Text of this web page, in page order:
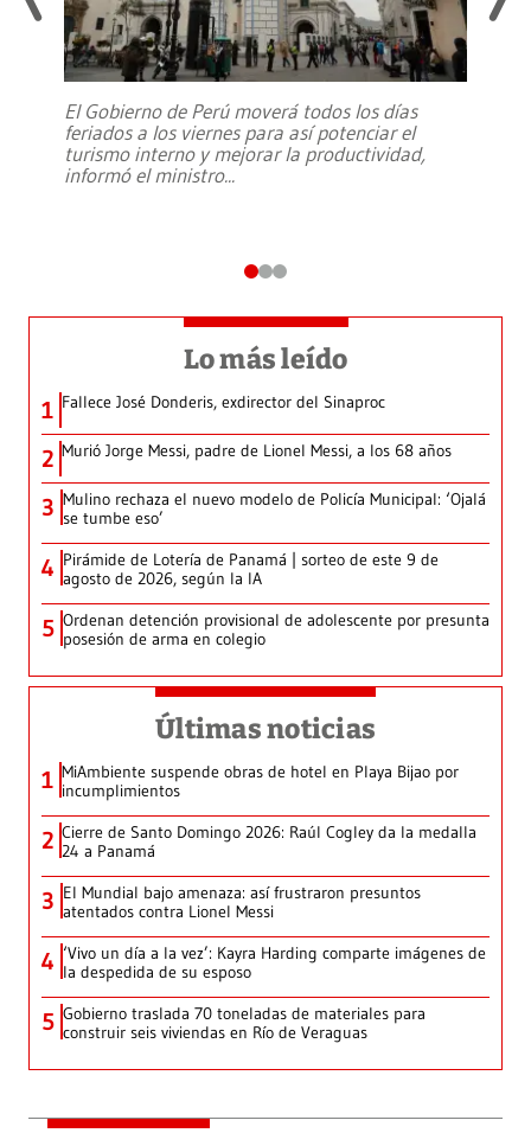
El Gobierno de Perú moverá todos los días
feriados a los viernes para así potenciar el
turismo interno y mejorar la productividad,
informó el ministro...
Lo más leído
1 Fallece José Donderis, exdirector del Sinaproc
2 Murió Jorge Messi, padre de Lionel Messi, a los 68 años
3 Mulino rechaza el nuevo modelo de Policía Municipal: ‘Ojalá
se tumbe eso’
4 Pirámide de Lotería de Panamá | sorteo de este 9 de
agosto de 2026, según la IA
5 Ordenan detención provisional de adolescente por presunta
posesión de arma en colegio
Últimas noticias
1 MiAmbiente suspende obras de hotel en Playa Bijao por
incumplimientos
2 Cierre de Santo Domingo 2026: Raúl Cogley da la medalla
24 a Panamá
3 El Mundial bajo amenaza: así frustraron presuntos
atentados contra Lionel Messi
4 ‘Vivo un día a la vez’: Kayra Harding comparte imágenes de
la despedida de su esposo
5 Gobierno traslada 70 toneladas de materiales para
construir seis viviendas en Río de Veraguas